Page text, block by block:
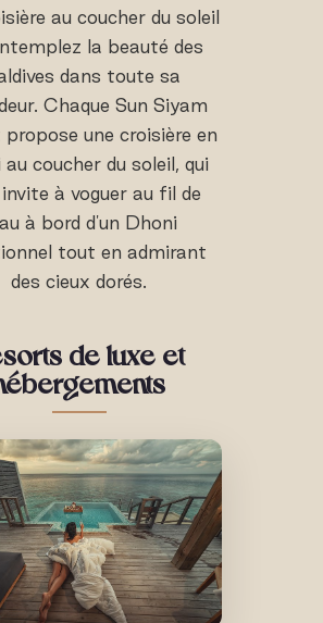
au coucher du soleil
la beauté des
dans toute sa
Chaque Sun Siyam
propose une croisière en
au coucher du soleil, qui
à voguer au fil de
à bord d'un Dhoni
tout en admirant
des cieux dorés.
de luxe et